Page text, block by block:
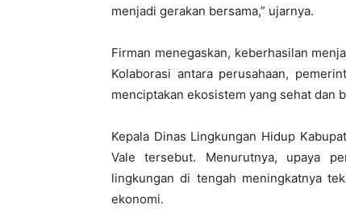
menjadi gerakan bersama,” ujarnya.
Firman menegaskan, keberhasilan
Kolaborasi antara perusahaan,
menciptakan ekosistem yang sehat dan
Kepala Dinas Lingkungan Hidup
Vale tersebut. Menurutnya, upaya
lingkungan di tengah meningkatnya
ekonomi.